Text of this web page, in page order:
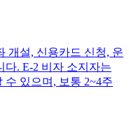
개설, 신용카드 신청, 운
다. E-2 비자 소지자는
수 있으며, 보통 2~4주